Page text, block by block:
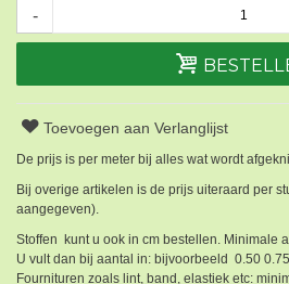
-
Toevoegen aan Verlanglijst
De prijs is per meter bij alles wat wordt
Bij overige artikelen is de prijs uiteraard per
aangegeven).
Stoffen kunt u ook in cm bestellen. Minimale
U vult dan bij aantal in: bijvoorbeeld 0.50
Fournituren zoals lint, band, elastiek etc: